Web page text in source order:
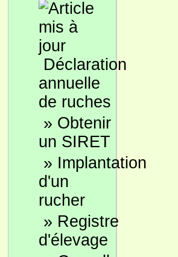
Déclaration
annuelle
de ruches
» Obtenir
un SIRET
» Implantation
d'un
rucher
» Registre
d'élevage